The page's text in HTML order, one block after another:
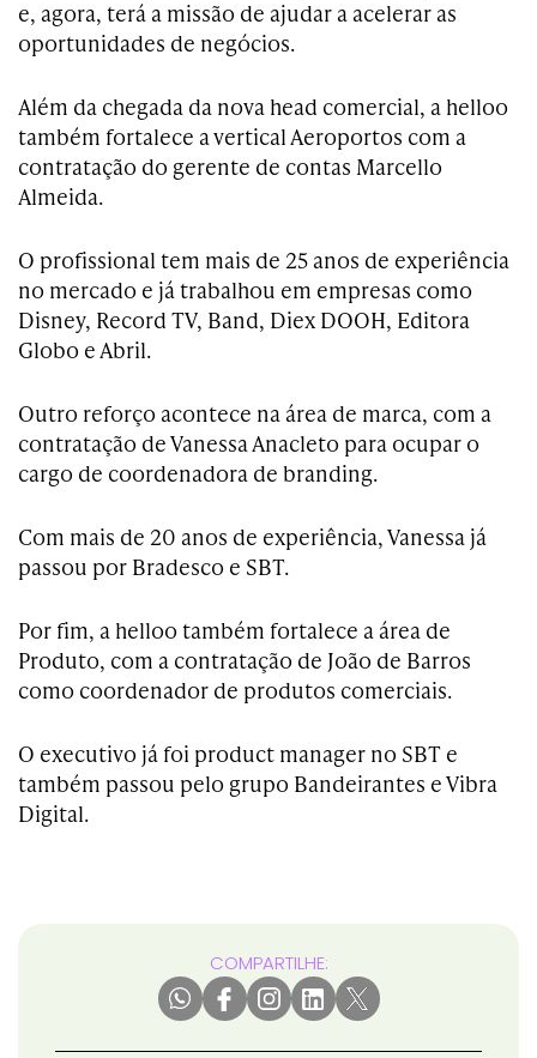
e, agora, terá a missão de ajudar a acelerar as
oportunidades de negócios.
Além da chegada da nova head comercial, a helloo
também fortalece a vertical Aeroportos com a
contratação do gerente de contas Marcello
Almeida.
O profissional tem mais de 25 anos de experiência
no mercado e já trabalhou em empresas como
Disney, Record TV, Band, Diex DOOH, Editora
Globo e Abril.
Outro reforço acontece na área de marca, com a
contratação de Vanessa Anacleto para ocupar o
cargo de coordenadora de branding.
Com mais de 20 anos de experiência, Vanessa já
passou por Bradesco e SBT.
Por fim, a helloo também fortalece a área de
Produto, com a contratação de João de Barros
como coordenador de produtos comerciais.
O executivo já foi product manager no SBT e
também passou pelo grupo Bandeirantes e Vibra
Digital.
COMPARTILHE: